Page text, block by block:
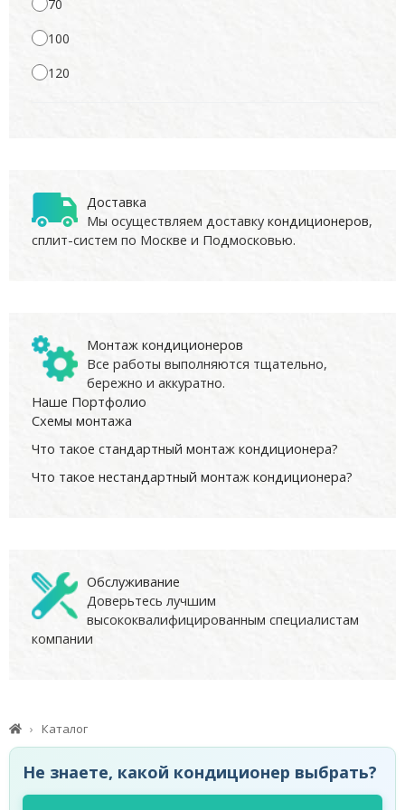
70
100
120
Доставка
Мы осуществляем доставку кондиционеров,
сплит-систем по Москве и Подмосковью.
Монтаж кондиционеров
Все работы выполняются тщательно,
бережно и аккуратно.
Наше Портфолио
Схемы монтажа
Что такое стандартный монтаж кондиционера?
Что такое нестандартный монтаж кондиционера?
Обслуживание
Доверьтесь лучшим
высококвалифицированным специалистам
компании
Каталог
Не знаете, какой кондиционер выбрать?